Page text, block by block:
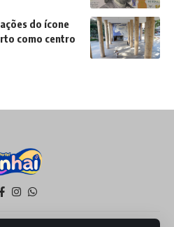
do ícone
como centro